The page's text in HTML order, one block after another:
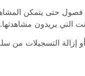
فصول حتى يتمكن
التي يريدون مشاهدتها.
التسجيلات من